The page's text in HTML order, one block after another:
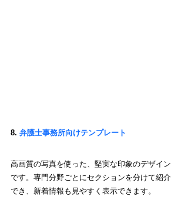
8. 弁護士事務所向けテンプレート
高画質の写真を使った、堅実な印象のデザイン
です。専門分野ごとにセクションを分けて紹介
でき、新着情報も見やすく表示できます。